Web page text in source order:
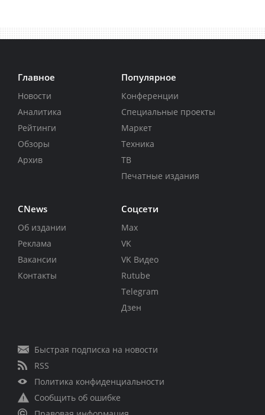
Главное
Новости
Аналитика
Рейтинги
Обзоры
Архив
Популярное
Конференции
Специальные проекты
Маркет
Техника
ТВ
Печатные издания
CNews
Об издании
Реклама
Вакансии
Контакты
Соцсети
Max
VK
VK Видео
Rutube
Telegram
Дзен
Быстрая подписка на новости
RSS
Политика конфиденциальности
Сообщить об ошибке